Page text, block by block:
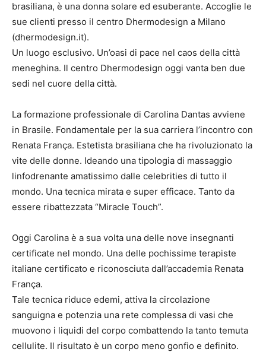
brasiliana, è una donna solare ed esuberante. Accoglie le
sue clienti presso il centro Dhermodesign a Milano
(dhermodesign.it).
Un luogo esclusivo. Un’oasi di pace nel caos della città
meneghina. Il centro Dhermodesign oggi vanta ben due
sedi nel cuore della città.
La formazione professionale di Carolina Dantas avviene
in Brasile. Fondamentale per la sua carriera l’incontro con
Renata França. Estetista brasiliana che ha rivoluzionato la
vite delle donne. Ideando una tipologia di massaggio
linfodrenante amatissimo dalle celebrities di tutto il
mondo. Una tecnica mirata e super efficace. Tanto da
essere ribattezzata “Miracle Touch”.
Oggi Carolina è a sua volta una delle nove insegnanti
certificate nel mondo. Una delle pochissime terapiste
italiane certificato e riconosciuta dall’accademia Renata
França.
Tale tecnica riduce edemi, attiva la circolazione
sanguigna e potenzia una rete complessa di vasi che
muovono i liquidi del corpo combattendo la tanto temuta
cellulite. Il risultato è un corpo meno gonfio e definito.